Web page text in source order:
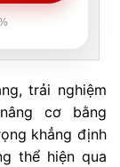
trải nghiệm
cơ bằng
khẳng định
thể hiện qua